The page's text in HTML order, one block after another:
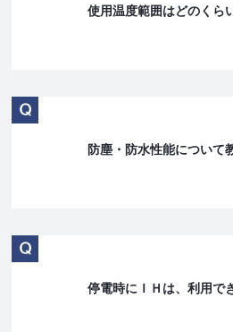
使用温度範囲はどのくら
防塵・防水性能について
停電時にＩＨは、利用で